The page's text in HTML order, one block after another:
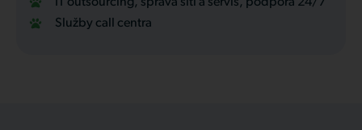
IT outsourcing, správa sítí a servis, podpora 24/7
Služby call centra